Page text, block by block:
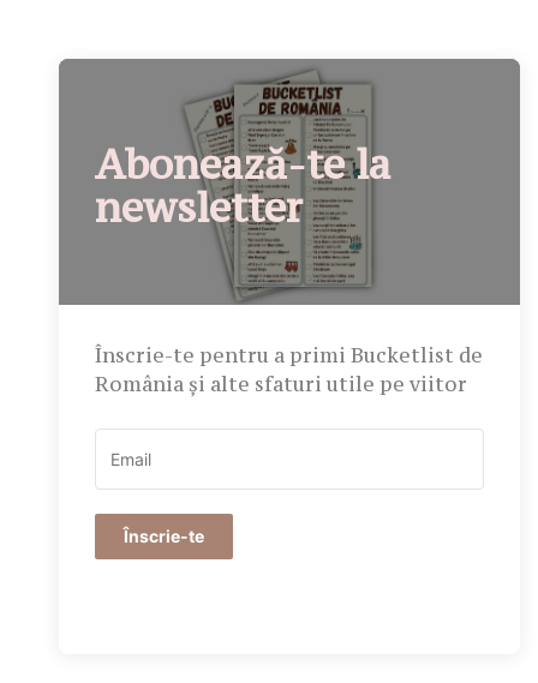
Abonează-te la
newsletter
Înscrie-te pentru a primi Bucketlist de
România și alte sfaturi utile pe viitor
Înscrie-te